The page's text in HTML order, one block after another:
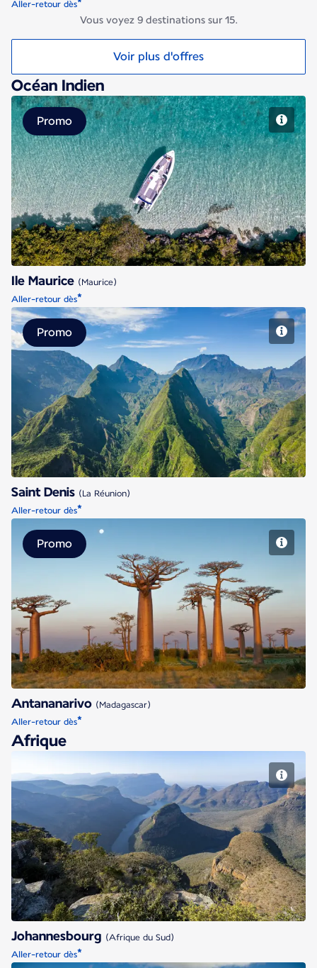
Aller-retour dès*
Vous voyez 9 destinations sur 15.
Voir plus d'offres
Océan Indien
Ile Maurice
Promo
Ile Maurice (Maurice)
Aller-retour dès*
Saint Denis
Promo
Saint Denis (La Réunion)
Aller-retour dès*
Antananarivo
Promo
Antananarivo (Madagascar)
Aller-retour dès*
Afrique
Johannesbourg
Johannesbourg (Afrique du Sud)
Aller-retour dès*